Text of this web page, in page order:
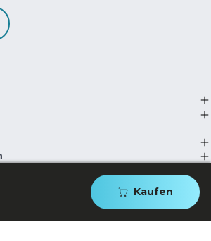
Kaufen
S.L. | RII-AEE: 5537